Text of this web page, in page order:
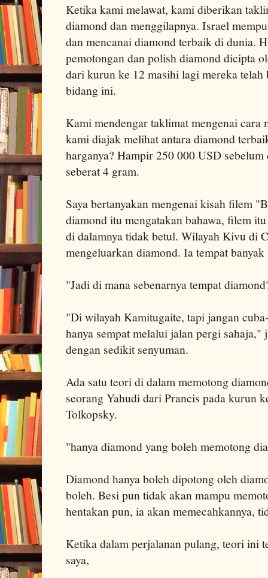
Ketika kami melawat, kami diberikan
diamond dan menggilapnya. Israel
dan mencanai diamond terbaik di dunia.
pemotongan dan polish diamond dicipta
dari kurun ke 12 masihi lagi mereka
bidang ini.
Kami mendengar taklimat mengenai cara
kami diajak melihat antara diamond
harganya? Hampir 250 000 USD sebelum
seberat 4 gram.
Saya bertanyakan mengenai kisah filem
diamond itu mengatakan bahawa, filem
di dalamnya tidak betul. Wilayah Kivu di
mengeluarkan diamond. Ia tempat
"Jadi di mana sebenarnya tempat
"Di wilayah Kamitugaite, tapi jangan
hanya sempat melalui jalan pergi
dengan sedikit senyuman.
Ada satu teori di dalam memotong
seorang Yahudi dari Prancis pada kurun
Tolkopsky.
"hanya diamond yang boleh memotong
Diamond hanya boleh dipotong oleh
boleh. Besi pun tidak akan mampu
hentakan pun, ia akan memecahkannya,
Ketika dalam perjalanan pulang, teori ini
saya,